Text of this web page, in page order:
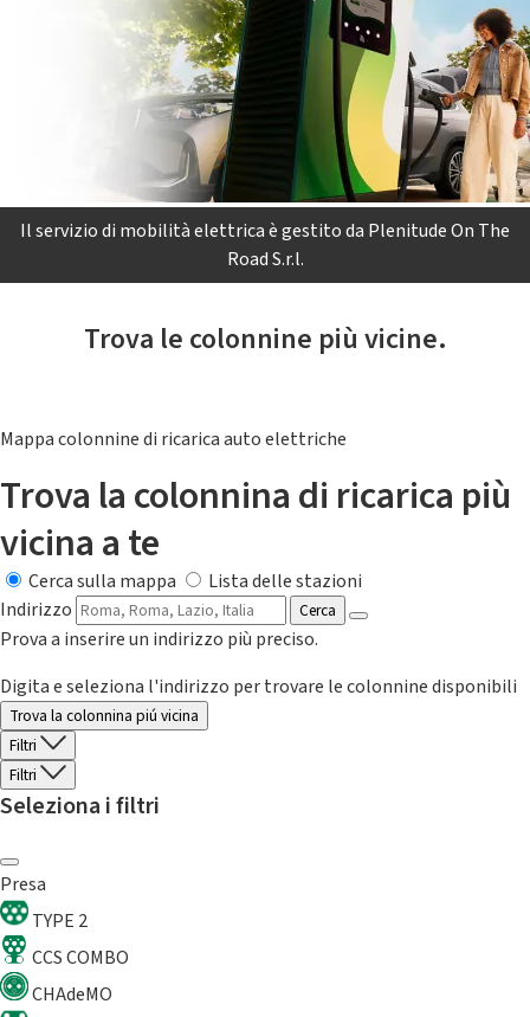
Il servizio di mobilità elettrica è gestito da Plenitude On The
Road S.r.l.
Trova le colonnine più vicine.
Mappa colonnine di ricarica auto elettriche
Trova la colonnina di ricarica più
vicina a te
Cerca sulla mappa
Lista delle stazioni
Indirizzo
Cerca
Prova a inserire un indirizzo più preciso.
Digita e seleziona l'indirizzo per trovare le colonnine disponibili
Trova la colonnina piú vicina
Filtri
Filtri
Seleziona i filtri
Presa
TYPE 2
CCS COMBO
CHAdeMO